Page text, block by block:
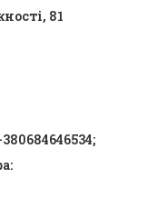
81